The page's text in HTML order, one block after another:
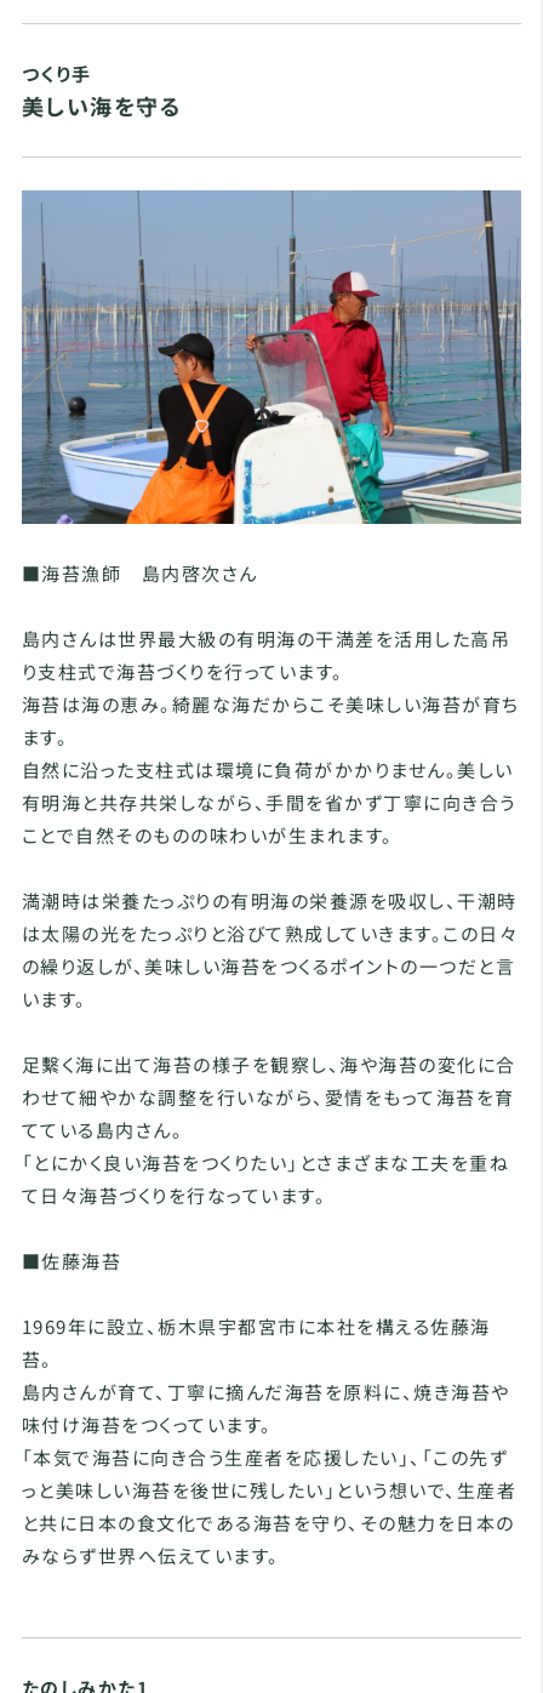
つくり手
美しい海を守る
■海苔漁師 島内啓次さん
島内さんは世界最大級の有明海の干満差を活用した高吊
り支柱式で海苔づくりを行っています。
海苔は海の恵み。綺麗な海だからこそ美味しい海苔が育ち
ます。
自然に沿った支柱式は環境に負荷がかかりません。美しい
有明海と共存共栄しながら、手間を省かず丁寧に向き合う
ことで自然そのものの味わいが生まれます。
満潮時は栄養たっぷりの有明海の栄養源を吸収し、干潮時
は太陽の光をたっぷりと浴びて熟成していきます。この日々
の繰り返しが、美味しい海苔をつくるポイントの一つだと言
います。
足繫く海に出て海苔の様子を観察し、海や海苔の変化に合
わせて細やかな調整を行いながら、愛情をもって海苔を育
てている島内さん。
「とにかく良い海苔をつくりたい」とさまざまな工夫を重ね
て日々海苔づくりを行なっています。
■佐藤海苔
1969年に設立、栃木県宇都宮市に本社を構える佐藤海
苔。
島内さんが育て、丁寧に摘んだ海苔を原料に、焼き海苔や
味付け海苔をつくっています。
「本気で海苔に向き合う生産者を応援したい」、「この先ず
っと美味しい海苔を後世に残したい」という想いで、生産者
と共に日本の食文化である海苔を守り、その魅力を日本の
みならず世界へ伝えています。
たのしみかた1